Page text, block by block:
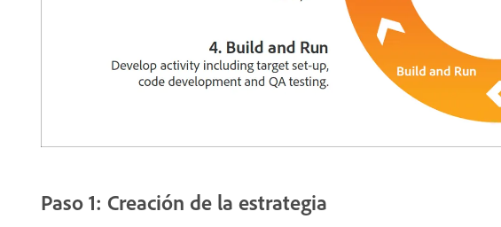
Paso 1: Creación de la estrategia